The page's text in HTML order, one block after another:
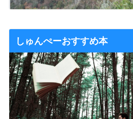
しゅんぺーおすすめ本